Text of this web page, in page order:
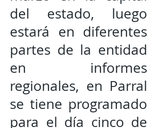
del estado, luego
estará en diferentes
partes de la entidad
en informes
regionales, en Parral
se tiene programado
para el día cinco de